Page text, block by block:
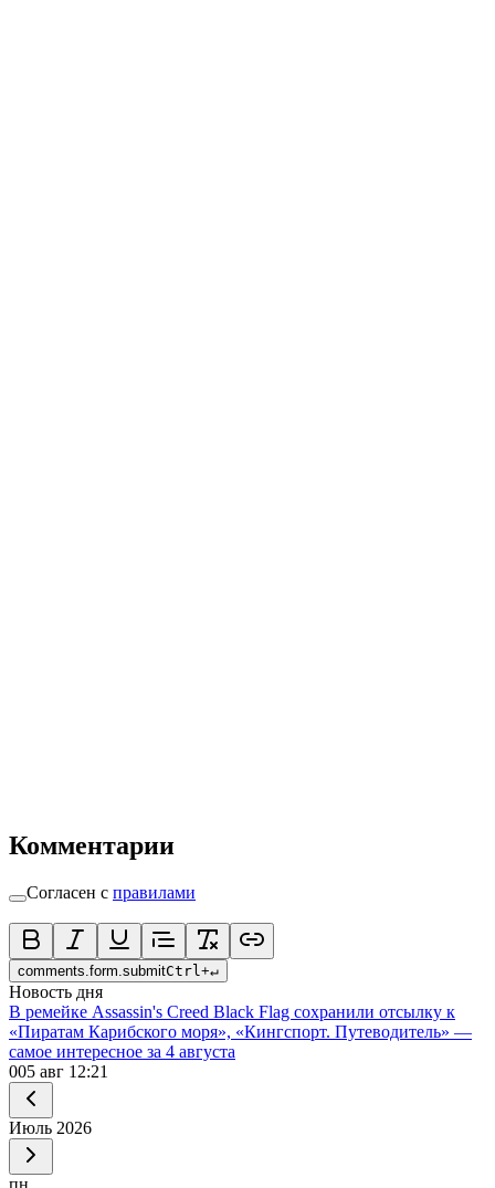
Комментарии
Согласен с правилами
comments.form.submitCtrl +↵
Новость дня
В ремейке Assassin's Creed Black Flag сохранили отсылку к
«Пиратам Карибского моря», «Кингспорт. Путеводитель» —
самое интересное за 4 августа
005 авг 12:21
Июль 2026
пн